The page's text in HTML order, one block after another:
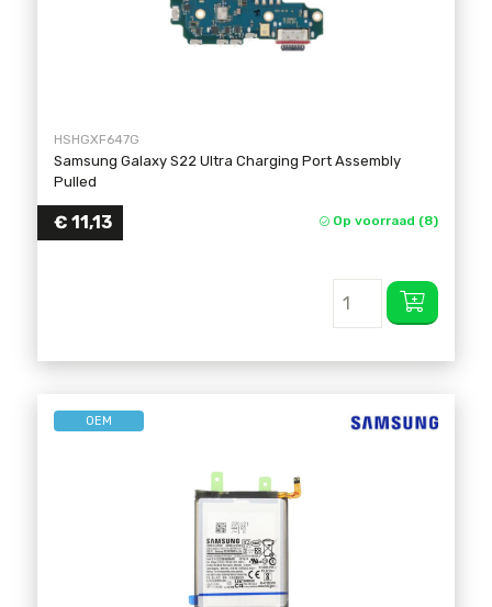
HSHGXF647G
Samsung Galaxy S22 Ultra Charging Port Assembly
Pulled
€ 11,13 Op voorraad (8)
OEM